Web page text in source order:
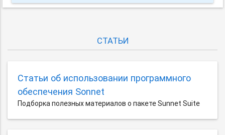
СТАТЬИ
Статьи об использовании программного
обеспечения Sonnet
Подборка полезных материалов о пакете Sunnet Suite